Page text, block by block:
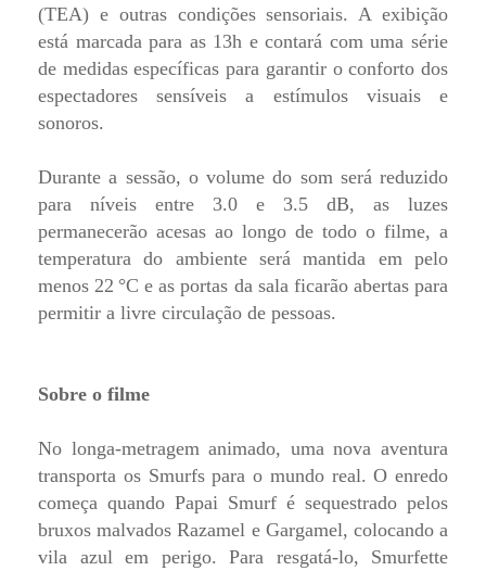
(TEA) e outras condições sensoriais. A exibição
está marcada para as 13h e contará com uma série
de medidas específicas para garantir o conforto dos
espectadores sensíveis a estímulos visuais e
sonoros.
Durante a sessão, o volume do som será reduzido
para níveis entre 3.0 e 3.5 dB, as luzes
permanecerão acesas ao longo de todo o filme, a
temperatura do ambiente será mantida em pelo
menos 22 °C e as portas da sala ficarão abertas para
permitir a livre circulação de pessoas.
Sobre o filme
No longa-metragem animado, uma nova aventura
transporta os Smurfs para o mundo real. O enredo
começa quando Papai Smurf é sequestrado pelos
bruxos malvados Razamel e Gargamel, colocando a
vila azul em perigo. Para resgatá-lo, Smurfette